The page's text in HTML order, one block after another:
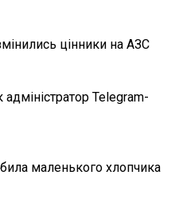
цінники на АЗС
Telegram-
маленького хлопчика